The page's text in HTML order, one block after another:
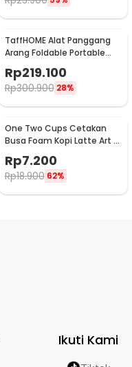
TaffHOME Alat Panggang
Arang Foldable Portable
HWSK77
Rp219.100
Rp300.900 28%
One Two Cups Cetakan
Busa Foam Kopi Latte Art 16
Rp7.200
Rp18.900 62%
Ikuti Kami